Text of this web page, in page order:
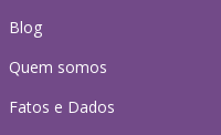
Blog
Quem somos
Fatos e Dados